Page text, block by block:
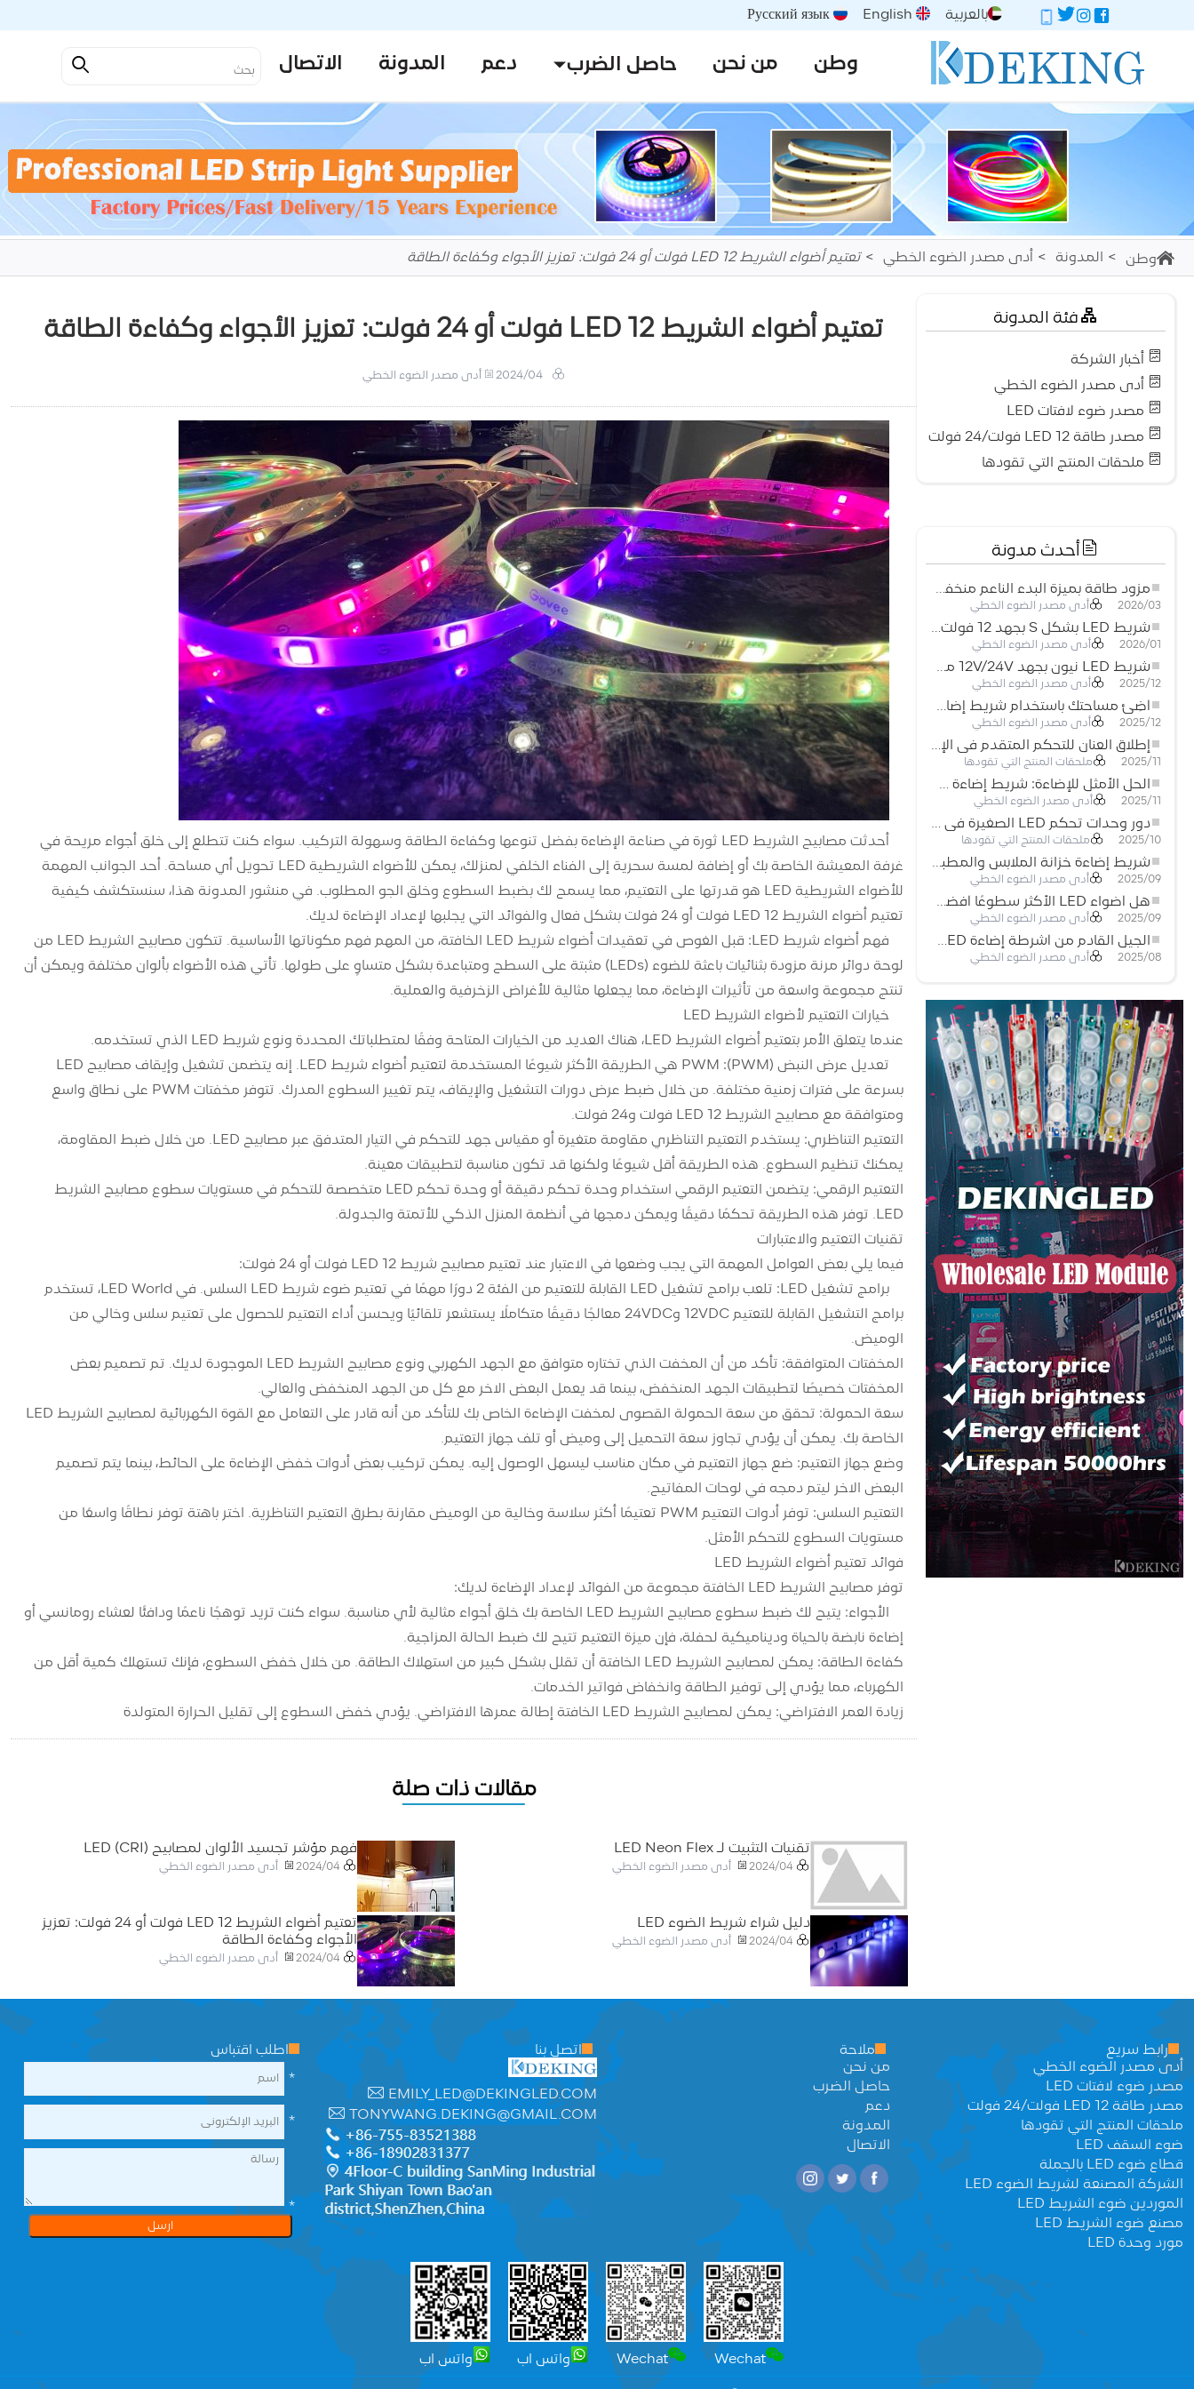
بالعربية English
Русский язык
وطن من نحن حاصل الضرب دعم المدونة الاتصال
وطن المدونة أدى مصدر الضوء الخطي تعتيم أضواء الشريط LED 12 فولت أو 24 فولت: تعزيز الأجواء وكفاءة الطاقة
فئة المدونة
أخبار الشركة
أدى مصدر الضوء الخطي
مصدر ضوء لافتات LED
مصدر طاقة LED 12 فولت/24 فولت
ملحقات المنتج التي تقودها
أحدث مدونة
مزود طاقة بميزة البدء الناعم منخفض الجهد لأنظمة إضاءة LED
2026/03 أدى مصدر الضوء الخطي
شريط LED بشكل S بجهد 12 فولت: حل إضاءة مرن وفعال للتصميمات الحديثة
2026/01 أدى مصدر الضوء الخطي
شريط LED نيون بجهد 12V/24V مع إمكانية القص كل 3 مصابيح: حل إضاءة نيون عصري لكل المساحات
2025/12 أدى مصدر الضوء الخطي
أضِئ مساحتك باستخدام شريط إضاءة LED نيون مرن منخفض الجهد
2025/12 أدى مصدر الضوء الخطي
إطلاق العنان للتحكم المتقدم في الإضاءة: المزايا الرئيسية لجهاز التحكم RGBW 5–24 فولت
2025/11 ملحقات المنتج التي تقودها
الحل الأمثل للإضاءة: شريط إضاءة LED مرن عالي الكثافة COB FOB للإضاءة الحديثة
2025/11 أدى مصدر الضوء الخطي
دور وحدات تحكم LED الصغيرة في مشاريع إضاءة شريط LED
2025/10 ملحقات المنتج التي تقودها
شريط إضاءة خزانة الملابس والمطبخ: شريط COB LED اللمسي الذي يعيد تعريف الإضاءة المنزلية والتجارية
2025/09 أدى مصدر الضوء الخطي
هل أضواء LED الأكثر سطوعًا أفضل؟
2025/09 أدى مصدر الضوء الخطي
الجيل القادم من أشرطة إضاءة LED: قابلة للقطع بحرية لإمكانيات غير محدودة
2025/08 أدى مصدر الضوء الخطي
تعتيم أضواء الشريط LED 12 فولت أو 24 فولت: تعزيز الأجواء وكفاءة الطاقة
2024/04 أدى مصدر الضوء الخطي
أحدثت مصابيح الشريط LED ثورة في صناعة الإضاءة بفضل تنوعها وكفاءة الطاقة وسهولة التركيب. سواء كنت تتطلع إلى خلق أجواء مريحة في
غرفة المعيشة الخاصة بك أو إضافة لمسة سحرية إلى الفناء الخلفي لمنزلك، يمكن للأضواء الشريطية LED تحويل أي مساحة. أحد الجوانب المهمة
للأضواء الشريطية LED هو قدرتها على التعتيم، مما يسمح لك بضبط السطوع وخلق الجو المطلوب. في منشور المدونة هذا، سنستكشف كيفية
تعتيم أضواء الشريط LED 12 فولت أو 24 فولت بشكل فعال والفوائد التي يجلبها لإعداد الإضاءة لديك.
فهم أضواء شريط LED: قبل الغوص في تعقيدات أضواء شريط LED الخافتة، من المهم فهم مكوناتها الأساسية. تتكون مصابيح الشريط LED من
لوحة دوائر مرنة مزودة بثنائيات باعثة للضوء (LEDs) مثبتة على السطح ومتباعدة بشكل متساوٍ على طولها. تأتي هذه الأضواء بألوان مختلفة ويمكن أن
تنتج مجموعة واسعة من تأثيرات الإضاءة، مما يجعلها مثالية للأغراض الزخرفية والعملية.
خيارات التعتيم لأضواء الشريط LED
عندما يتعلق الأمر بتعتيم أضواء الشريط LED، هناك العديد من الخيارات المتاحة وفقًا لمتطلباتك المحددة ونوع شريط LED الذي تستخدمه.
تعديل عرض النبض (PWM): PWM هي الطريقة الأكثر شيوعًا المستخدمة لتعتيم أضواء شريط LED. إنه يتضمن تشغيل وإيقاف مصابيح LED
بسرعة على فترات زمنية مختلفة. من خلال ضبط عرض دورات التشغيل والإيقاف، يتم تغيير السطوع المدرك. تتوفر مخفتات PWM على نطاق واسع
ومتوافقة مع مصابيح الشريط LED 12 فولت و24 فولت.
التعتيم التناظري: يستخدم التعتيم التناظري مقاومة متغيرة أو مقياس جهد للتحكم في التيار المتدفق عبر مصابيح LED. من خلال ضبط المقاومة،
يمكنك تنظيم السطوع. هذه الطريقة أقل شيوعًا ولكنها قد تكون مناسبة لتطبيقات معينة.
التعتيم الرقمي: يتضمن التعتيم الرقمي استخدام وحدة تحكم دقيقة أو وحدة تحكم LED متخصصة للتحكم في مستويات سطوع مصابيح الشريط
LED. توفر هذه الطريقة تحكمًا دقيقًا ويمكن دمجها في أنظمة المنزل الذكي للأتمتة والجدولة.
تقنيات التعتيم والاعتبارات
فيما يلي بعض العوامل المهمة التي يجب وضعها في الاعتبار عند تعتيم مصابيح شريط LED 12 فولت أو 24 فولت:
برامج تشغيل LED: تلعب برامج تشغيل LED القابلة للتعتيم من الفئة 2 دورًا مهمًا في تعتيم ضوء شريط LED السلس. في LED World، تستخدم
برامج التشغيل القابلة للتعتيم 12VDC و24VDC معالجًا دقيقًا متكاملًا يستشعر تلقائيًا ويحسن أداء التعتيم للحصول على تعتيم سلس وخالي من
الوميض.
المخفتات المتوافقة: تأكد من أن المخفت الذي تختاره متوافق مع الجهد الكهربي ونوع مصابيح الشريط LED الموجودة لديك. تم تصميم بعض
المخفتات خصيصًا لتطبيقات الجهد المنخفض، بينما قد يعمل البعض الآخر مع كل من الجهد المنخفض والعالي.
سعة الحمولة: تحقق من سعة الحمولة القصوى لمخفت الإضاءة الخاص بك للتأكد من أنه قادر على التعامل مع القوة الكهربائية لمصابيح الشريط LED
الخاصة بك. يمكن أن يؤدي تجاوز سعة التحميل إلى وميض أو تلف جهاز التعتيم.
وضع جهاز التعتيم: ضع جهاز التعتيم في مكان مناسب ليسهل الوصول إليه. يمكن تركيب بعض أدوات خفض الإضاءة على الحائط، بينما يتم تصميم
البعض الآخر ليتم دمجه في لوحات المفاتيح.
التعتيم السلس: توفر أدوات التعتيم PWM تعتيمًا أكثر سلاسة وخالية من الوميض مقارنة بطرق التعتيم التناظرية. اختر باهتة توفر نطاقًا واسعًا من
مستويات السطوع للتحكم الأمثل.
فوائد تعتيم أضواء الشريط LED
توفر مصابيح الشريط LED الخافتة مجموعة من الفوائد لإعداد الإضاءة لديك:
الأجواء: يتيح لك ضبط سطوع مصابيح الشريط LED الخاصة بك خلق أجواء مثالية لأي مناسبة. سواء كنت تريد توهجًا ناعمًا ودافئًا لعشاء رومانسي أو
إضاءة نابضة بالحياة وديناميكية لحفلة، فإن ميزة التعتيم تتيح لك ضبط الحالة المزاجية.
كفاءة الطاقة: يمكن لمصابيح الشريط LED الخافتة أن تقلل بشكل كبير من استهلاك الطاقة. من خلال خفض السطوع، فإنك تستهلك كمية أقل من
الكهرباء، مما يؤدي إلى توفير الطاقة وانخفاض فواتير الخدمات.
زيادة العمر الافتراضي: يمكن لمصابيح الشريط LED الخافتة إطالة عمرها الافتراضي. يؤدي خفض السطوع إلى تقليل الحرارة المتولدة
مقالات ذات صلة
تقنيات التثبيت لـ LED Neon Flex
2024/04 أدى مصدر الضوء الخطي
فهم مؤشر تجسيد الألوان لمصابيح LED (CRI)
2024/04 أدى مصدر الضوء الخطي
دليل شراء شريط الضوء LED
2024/04 أدى مصدر الضوء الخطي
تعتيم أضواء الشريط LED 12 فولت أو 24 فولت: تعزيز
الأجواء وكفاءة الطاقة
2024/04 أدى مصدر الضوء الخطي
رابط سريع
أدى مصدر الضوء الخطي
مصدر ضوء لافتات LED
مصدر طاقة LED 12 فولت/24 فولت
ملحقات المنتج التي تقودها
ضوء السقف LED
قطاع ضوء LED بالجملة
الشركة المصنعة لشريط الضوء LED
الموردين ضوء الشريط LED
مصنع ضوء الشريط LED
مورد وحدة LED
ملاحة
من نحن
حاصل الضرب
دعم
المدونة
الاتصال
اتصل بنا
EMILY_LED@DEKINGLED.COM
TONYWANG.DEKING@GMAIL.COM
اطلب اقتباس
*
*
*
ارسل
Wechat
Wechat واتس اب واتس اب